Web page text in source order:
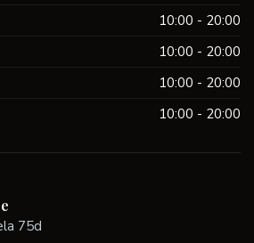
10:00 - 20:00
10:00 - 20:00
10:00 - 20:00
10:00 - 20:00
75d